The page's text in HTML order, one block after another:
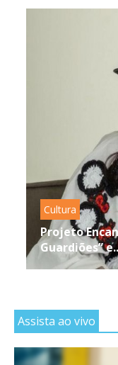
Cultura
Projeto
Guardiões”
Assista ao vivo